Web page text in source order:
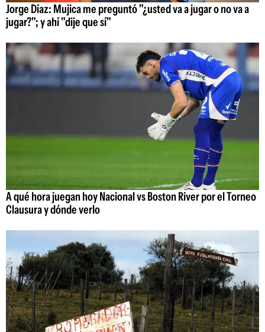
Jorge Díaz: Mujica me preguntó "¿usted va a jugar o no va a
jugar?"; y ahí "dije que sí"
A qué hora juegan hoy Nacional vs Boston River por el Torneo
Clausura y dónde verlo